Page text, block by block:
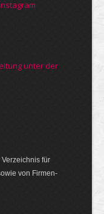
unter der
für
von Firmen­